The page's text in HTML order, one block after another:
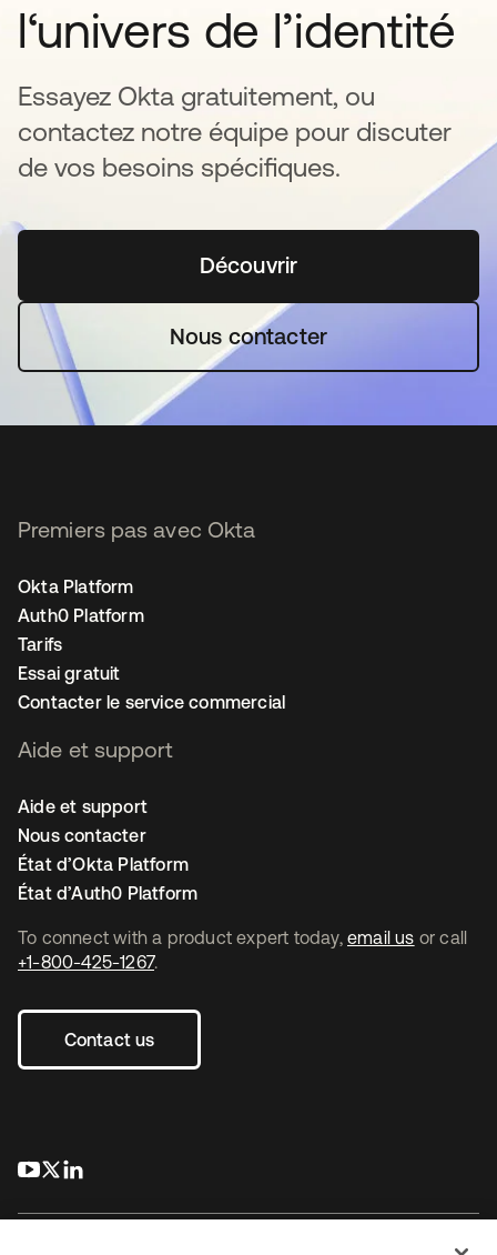
l‘univers de l’identité
Essayez Okta gratuitement, ou
contactez notre équipe pour discuter
de vos besoins spécifiques.
Découvrirs’ouvre dans un nouvel
Nous contacter
To connect with a product expert today, email us or call
+1-800-425-1267.
Contact us
s’ouvre dans un nouvel onglet
s’ouvre dans un nouvel onglet
Premiers pas avec Okta
Okta Platform
Auth0 Platform
Tarifs
Essai gratuit
Contacter le service commercial
Aide et support
Aide et support
Nous contacter
État d’Okta Platform
État d’Auth0 Platform